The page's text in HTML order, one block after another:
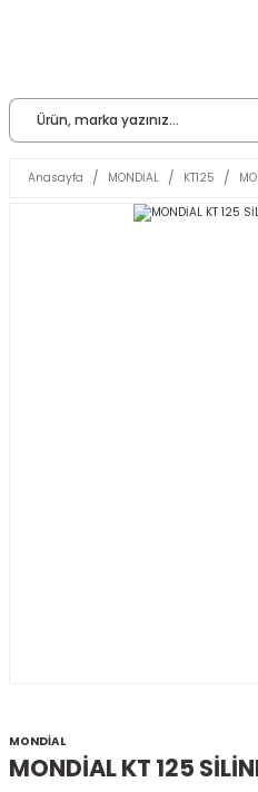
Anasayfa MONDİAL KT125
MONDİAL
MONDİAL KT 125